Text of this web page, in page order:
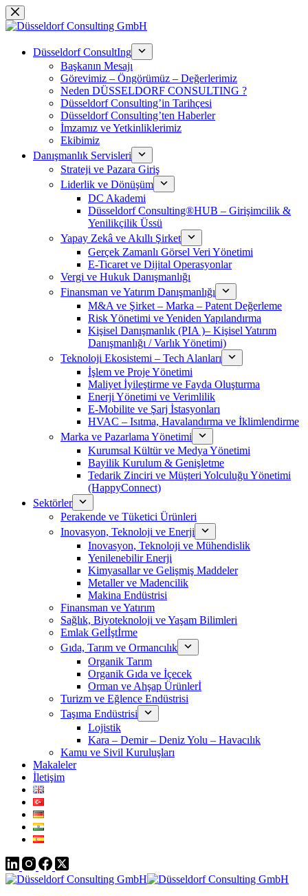
跳
过
Düsseldorf ConsultIng
Başkanın Mesajı
Görevimiz – Öngörümüz – Değerlerimiz
Neden DÜSSELDORF CONSULTING ?
Düsseldorf Consulting’in Tarihçesi
Düsseldorf Consulting’ten Haberler
İmzamız ve Yetkinliklerimiz
Ekibimiz
Danışmanlık Servisleri
Strateji ve Pazara Giriş
Liderlik ve Dönüşüm
DC Akademi
Düsseldorf Consulting®HUB – Girişimcilik &
Yenilikçilik Üssü
Yapay Zekâ ve Akıllı Şirket
Gerçek Zamanlı Görsel Veri Yönetimi
E-Ticaret ve Dijital Operasyonlar
Vergi ve Hukuk Danışmanlığı
Finansman ve Yatırım Danışmanlığı
M&A ve Şirket – Marka – Patent Değerleme
Risk Yönetimi ve Yeniden Yapılandırma
Kişisel Danışmanlık (PIA )– Kişisel Yatırım
Danışmanlığı / Varlık Yönetimi)
Teknoloji Ekosistemi – Tech Alanları
İşlem ve Proje Yönetimi
Maliyet İyileştirme ve Fayda Oluşturma
Enerji Yönetimi ve Verimlilik
E-Mobilite ve Şarj İstasyonları
HVAC – Isıtma, Havalandırma ve İklimlendirme
Marka ve Pazarlama Yönetimi
Kurumsal Kültür ve Medya Yönetimi
Bayilik Kurulum & Genişletme
Tedarik Zinciri ve Müşteri Yolculuğu Yönetimi
(HappyConnect)
Sektörler
Perakende ve Tüketici Ürünleri
Inovasyon, Teknoloji ve Enerji
Inovasyon, Teknoloji ve Mühendislik
Yenilenebilir Enerji
Kimyasallar ve Gelişmiş Maddeler
Metaller ve Madencilik
Makina Endüstrisi
Finansman ve Yatırım
Sağlık, Biyoteknoloji ve Yaşam Bilimleri
Emlak Gelİştİrme
Gıda, Tarım ve Ormancılık
Organik Tarım
Organik Gıda ve İçecek
Orman ve Ahşap Ürünlerİ
Turizm ve Eğlence Endüstrisi
Taşıma Endüstrisi
Lojistik
Kara – Demir – Deniz Yolu – Havacılık
Kamu ve Sivil Kuruluşları
Makaleler
İletişim